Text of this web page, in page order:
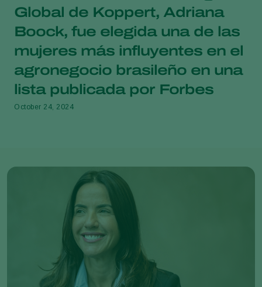
Global de Koppert, Adriana
Boock, fue elegida una de las
mujeres más influyentes en el
agronegocio brasileño en una
lista publicada por Forbes
October 24, 2024